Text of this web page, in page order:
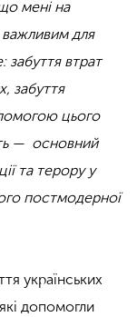
мені на
важливим для
втрат
забуття
цього
— основний
та терору у
постмодерної
українських
допомогли